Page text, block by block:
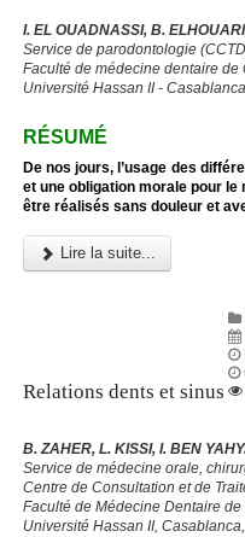
I. EL OUADNASSI, B.
Service de parodontologie
Faculté de médecine dentaire de
Université Hassan II -
RÉSUMÉ
De nos jours, l’usage des
et une obligation morale pour
être réalisés sans douleur et
Lire la suite...
Relations dents et sinus
B. ZAHER, L. KISSI, I. BEN
Service de médecine orale,
Centre de Consultation et de
Faculté de Médecine Dentaire
Université Hassan II,